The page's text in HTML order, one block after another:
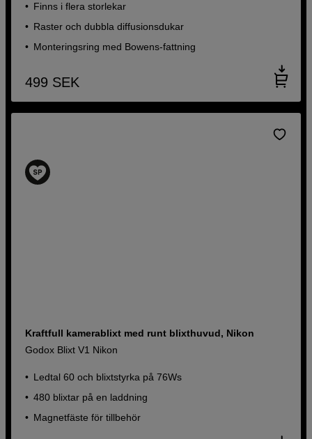
Finns i flera storlekar
Raster och dubbla diffusionsdukar
Monteringsring med Bowens-fattning
499 SEK
Kraftfull kamerablixt med runt blixthuvud, Nikon
Godox Blixt V1 Nikon
Ledtal 60 och blixtstyrka på 76Ws
480 blixtar på en laddning
Magnetfäste för tillbehör